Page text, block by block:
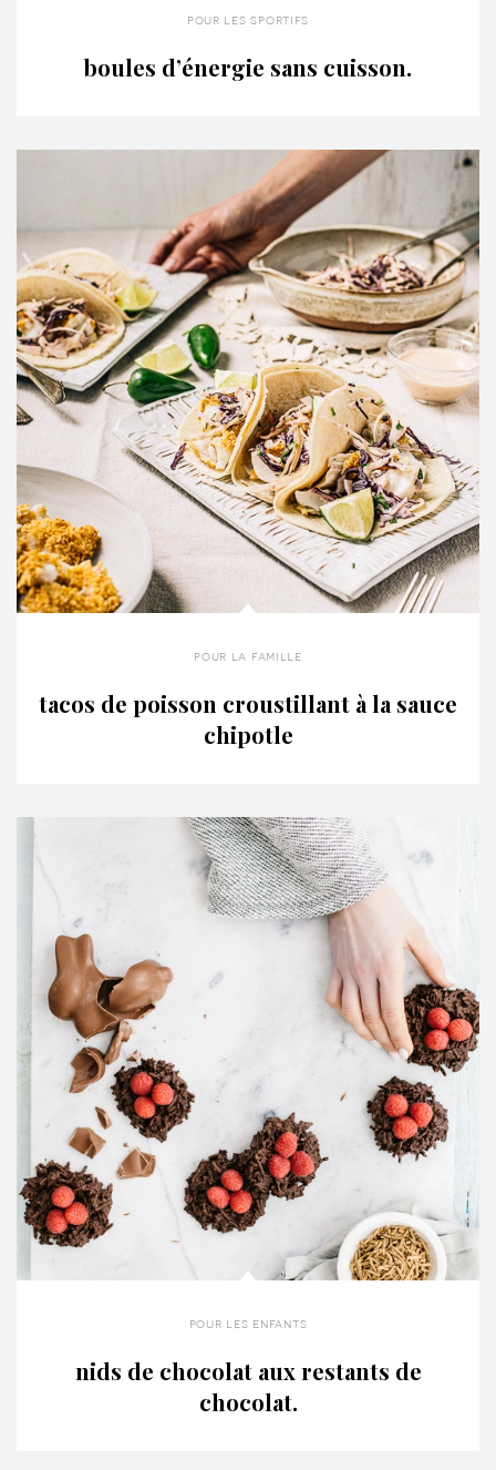
pour les sportifs
boules d’énergie sans cuisson.
pour la famille
tacos de poisson croustillant à la sauce
chipotle
pour les enfants
nids de chocolat aux restants de
chocolat.